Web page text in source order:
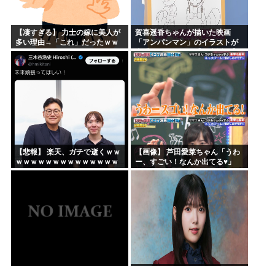
【凄すぎる】 力士の嫁に美人が
多い理由→「これ」だったｗｗ
ｗｗｗｗｗ
賀喜遥香ちゃんが描いた映画
「アンパンマン」のイラストが
上手すぎる！！！【乃木坂46】
【悲報】 楽天、ガチで逝くｗｗ
ｗｗｗｗｗｗｗｗｗｗｗｗｗｗ
ｗｗｗｗ
【画像】 芦田愛菜ちゃん「うわ
ー、すごい！なんか出てる♥」